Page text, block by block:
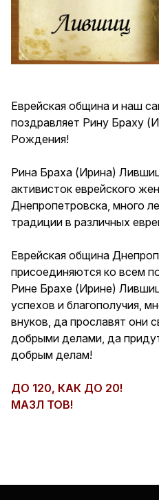
Еврейская община и наш
поздравляет Рину Браху
Рождения!
Рина Браха (Ирина)
активисток еврейского
Днепропетровска, много
традиции в различных
Еврейская община
присоединяются ко всем
Рине Брахе (Ирине)
успехов и благополучия,
внуков, да прославят они
добрыми делами, да
добрым делам!
ДО 120, КАК ДО 20!
МАЗЛ ТОВ!